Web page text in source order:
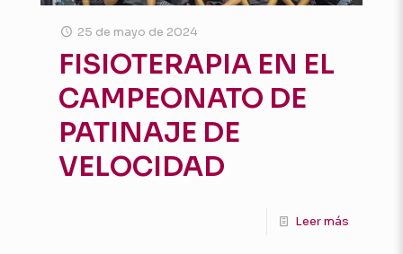
25 de mayo de 2024
FISIOTERAPIA EN EL
CAMPEONATO DE
PATINAJE DE
VELOCIDAD
Leer más